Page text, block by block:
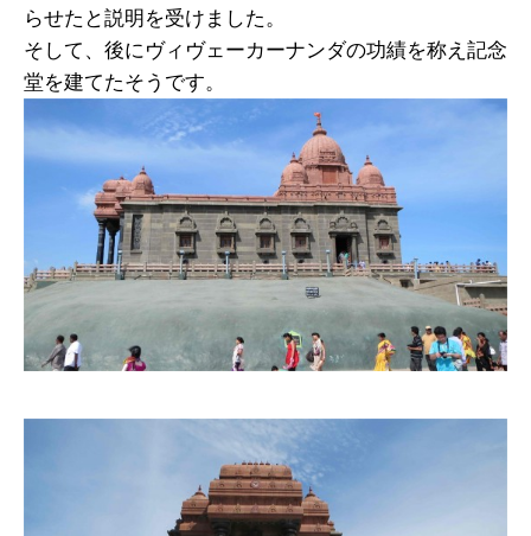
らせたと説明を受けました。
そして、後にヴィヴェーカーナンダの功績を称え記念
堂を建てたそうです。